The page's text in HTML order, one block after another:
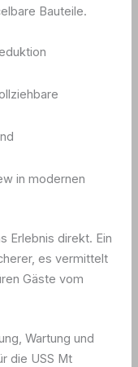
Bauteile.
in modernen
Erlebnis direkt. Ein
es vermittelt
Gäste vom
Wartung und
die USS Mt